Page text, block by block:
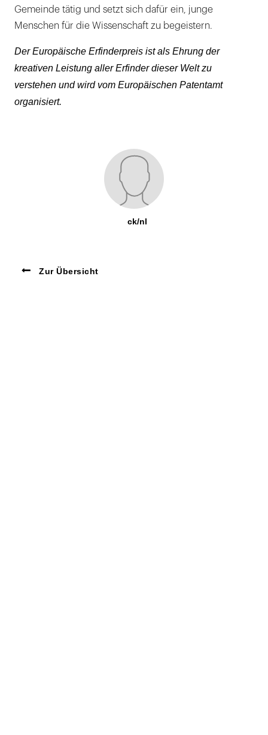
Gemeinde tätig und setzt sich dafür ein, junge
Menschen für die Wissenschaft zu begeistern.
Der Europäische Erfinderpreis ist als Ehrung der
kreativen Leistung aller Erfinder dieser Welt zu
verstehen und wird vom Europäischen Patentamt
organisiert.
ck/nl
Zur Übersicht